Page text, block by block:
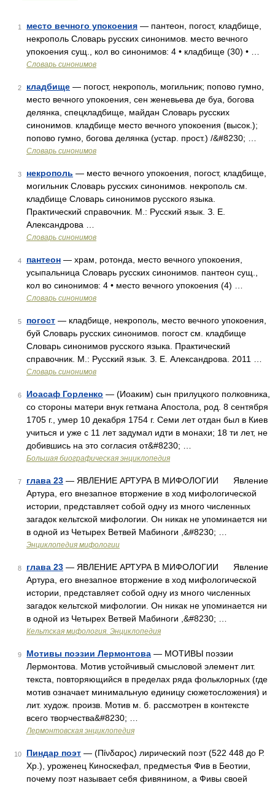
1 место вечного упокоения — пантеон, погост, кладбище,
некрополь Словарь русских синонимов. место вечного
упокоения сущ., кол во синонимов: 4 • кладбище (30) • …
Словарь синонимов
2 кладбище — погост, некрополь, могильник; попово гумно,
место вечного упокоения, сен женевьева де буа, богова
делянка, спецкладбище, майдан Словарь русских
синонимов. кладбище место вечного упокоения (высок.);
попово гумно, богова делянка (устар. прост.) /&#8230; …
Словарь синонимов
3 некрополь — место вечного упокоения, погост, кладбище,
могильник Словарь русских синонимов. некрополь см.
кладбище Словарь синонимов русского языка.
Практический справочник. М.: Русский язык. З. Е.
Александрова …
Словарь синонимов
4 пантеон — храм, ротонда, место вечного упокоения,
усыпальница Словарь русских синонимов. пантеон сущ.,
кол во синонимов: 4 • место вечного упокоения (4) …
Словарь синонимов
5 погост — кладбище, некрополь, место вечного упокоения,
буй Словарь русских синонимов. погост см. кладбище
Словарь синонимов русского языка. Практический
справочник. М.: Русский язык. З. Е. Александрова. 2011 …
Словарь синонимов
6 Иоасаф Горленко — (Иоаким) сын прилуцкого полковника,
со стороны матери внук гетмана Апостола, род. 8 сентября
1705 г., умер 10 декабря 1754 г. Семи лет отдан был в Киев
учиться и уже с 11 лет задумал идти в монахи; 18 ти лет, не
добившись на это согласия от&#8230; …
Большая биографическая энциклопедия
7 глава 23 — ЯВЛЕНИЕ АРТУРА В МИФОЛОГИИ Явление
Артура, его внезапное вторжение в ход мифологической
истории, представляет собой одну из много численных
загадок кельтской мифологии. Он никак не упоминается ни
в одной из Четырех Ветвей Мабиноги ,&#8230; …
Энциклопедия мифологии
8 глава 23 — ЯВЛЕНИЕ АРТУРА В МИФОЛОГИИ Явление
Артура, его внезапное вторжение в ход мифологической
истории, представляет собой одну из много численных
загадок кельтской мифологии. Он никак не упоминается ни
в одной из Четырех Ветвей Мабиноги ,&#8230; …
Кельтская мифология. Энциклопедия
9 Мотивы поэзии Лермонтова — МОТИВЫ поэзии
Лермонтова. Мотив устойчивый смысловой элемент лит.
текста, повторяющийся в пределах ряда фольклорных (где
мотив означает минимальную единицу сюжетосложения) и
лит. худож. произв. Мотив м. б. рассмотрен в контексте
всего творчества&#8230; …
Лермонтовская энциклопедия
10 Пиндар поэт — (Πίνδαρος) лирический поэт (522 448 до Р.
Хр.), уроженец Киноскефал, предместья Фив в Беотии,
почему поэт называет себя фивянином, а Фивы своей